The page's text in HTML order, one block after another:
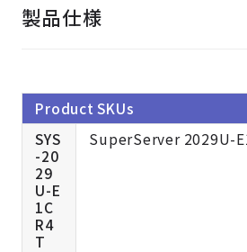
製品仕様
Product SKUs
SYS
-20
29
U-E
1C
R4
T
SuperServer 2029U-